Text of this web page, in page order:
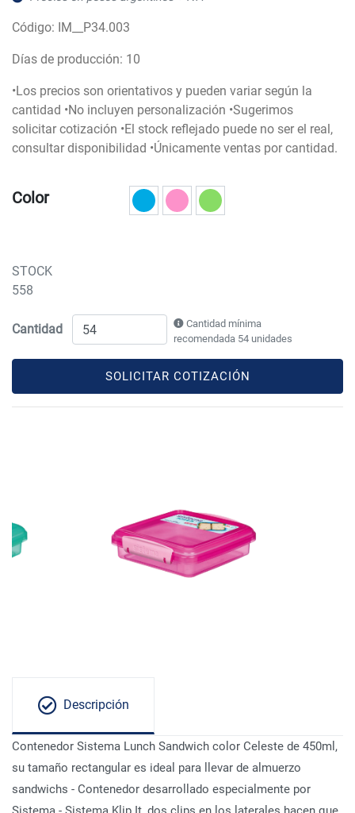
Código: IM__P34.003
Días de producción: 10
•Los precios son orientativos y pueden variar según la
cantidad •No incluyen personalización •Sugerimos
solicitar cotización •El stock reflejado puede no ser el real,
consultar disponibilidad •Únicamente ventas por cantidad.
Color
STOCK
558
Cantidad
Cantidad mínima
recomendada 54 unidades
SOLICITAR COTIZACIÓN
Descripción
Contenedor Sistema Lunch Sandwich color Celeste de 450ml,
su tamaño rectangular es ideal para llevar de almuerzo
sandwichs - Contenedor desarrollado especialmente por